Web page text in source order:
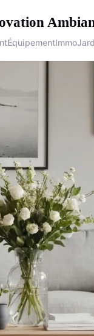
ÉquipementImmo